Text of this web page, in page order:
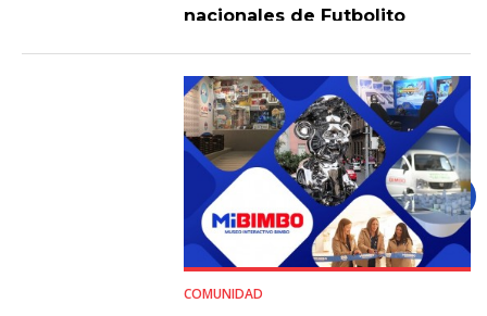
nacionales de Futbolito
COMUNIDAD